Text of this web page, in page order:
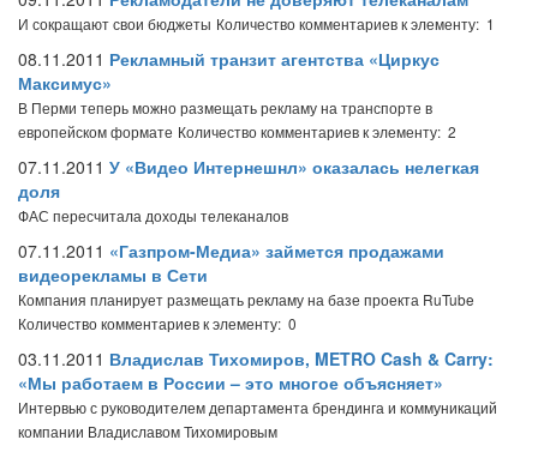
И сокращают свои бюджеты Количество комментариев к элементу: 1
08.11.2011 Рекламный транзит агентства «Циркус
Максимус»
В Перми теперь можно размещать рекламу на транспорте в
европейском формате Количество комментариев к элементу: 2
07.11.2011 У «Видео Интернешнл» оказалась нелегкая
доля
ФАС пересчитала доходы телеканалов
07.11.2011 «Газпром-Медиа» займется продажами
видеорекламы в Сети
Компания планирует размещать рекламу на базе проекта RuTube
Количество комментариев к элементу: 0
03.11.2011 Владислав Тихомиров, METRO Cash & Carry:
«Мы работаем в России – это многое объясняет»
Интервью с руководителем департамента брендинга и коммуникаций
компании Владиславом Тихомировым